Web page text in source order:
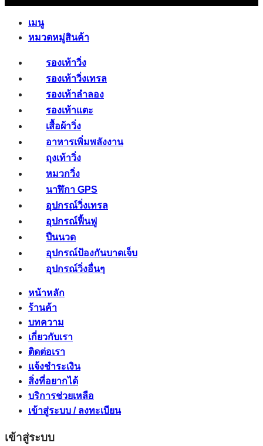
เมนู
หมวดหมู่สินค้า
รองเท้าวิ่ง
รองเท้าวิ่งเทรล
รองเท้าลำลอง
รองเท้าแตะ
เสื้อผ้าวิ่ง
อาหารเพิ่มพลังงาน
ถุงเท้าวิ่ง
หมวกวิ่ง
นาฬิกา GPS
อุปกรณ์วิ่งเทรล
อุปกรณ์ฟื้นฟู
ปืนนวด
อุปกรณ์ป้องกันบาดเจ็บ
อุปกรณ์วิ่งอื่นๆ
หน้าหลัก
ร้านค้า
บทความ
เกี่ยวกับเรา
ติดต่อเรา
แจ้งชำระเงิน
สิ่งที่อยากได้
บริการช่วยเหลือ
เข้าสู่ระบบ / ลงทะเบียน
เข้าสู่ระบบ